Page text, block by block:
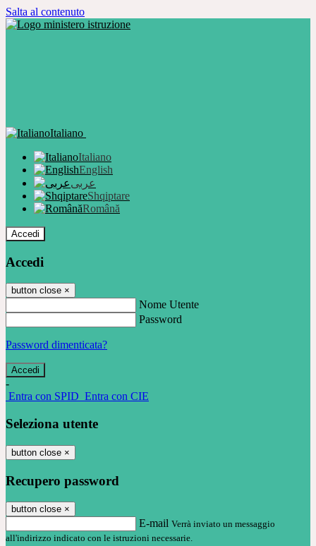
Salta al contenuto
Italiano
Italiano
English
عربى
Shqiptare
Română
Accedi
Accedi
button close ×
Nome Utente
Password
Password dimenticata?
-
Entra con SPID Entra con CIE
Seleziona utente
button close ×
Recupero password
button close ×
E-mail Verrà inviato un messaggio
all'indirizzo indicato con le istruzioni necessarie.